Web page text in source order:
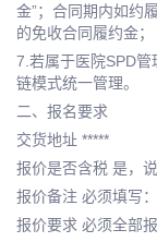
金”；合同期内如约
的免收合同履约金；
7.若属于医院SPD
链模式统一管理。
二、报名要求
交货地址 *****
报价是否含税 是，
报价备注 必须填写
报价要求 必须全部